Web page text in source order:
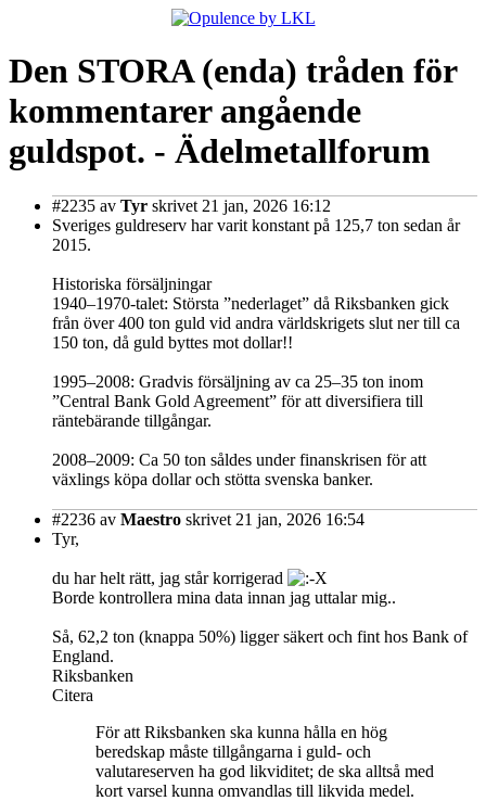
Den STORA (enda) tråden för
kommentarer angående
guldspot. - Ädelmetallforum
#2235 av Tyr skrivet 21 jan, 2026 16:12
Sveriges guldreserv har varit konstant på 125,7 ton sedan år
2015.
Historiska försäljningar
1940–1970-talet: Största ”nederlaget” då Riksbanken gick
från över 400 ton guld vid andra världskrigets slut ner till ca
150 ton, då guld byttes mot dollar!!
1995–2008: Gradvis försäljning av ca 25–35 ton inom
”Central Bank Gold Agreement” för att diversifiera till
räntebärande tillgångar.
2008–2009: Ca 50 ton såldes under finanskrisen för att
växlings köpa dollar och stötta svenska banker.
#2236 av Maestro skrivet 21 jan, 2026 16:54
Tyr,
du har helt rätt, jag står korrigerad
Borde kontrollera mina data innan jag uttalar mig..
Så, 62,2 ton (knappa 50%) ligger säkert och fint hos Bank of
England.
Riksbanken
Citera
För att Riksbanken ska kunna hålla en hög
beredskap måste tillgångarna i guld- och
valutareserven ha god likviditet; de ska alltså med
kort varsel kunna omvandlas till likvida medel.